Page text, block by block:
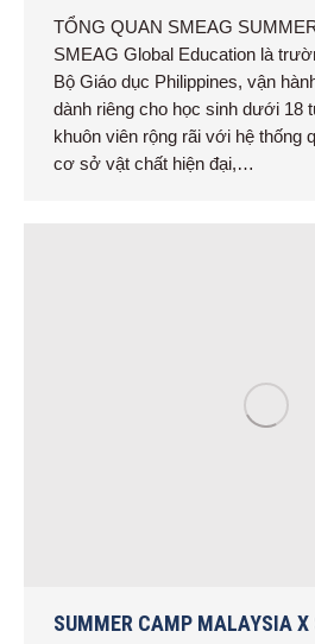
TỔNG QUAN SMEAG
SMEAG Global Education là
Bộ Giáo dục Philippines, vận
dành riêng cho học sinh dưới 18
khuôn viên rộng rãi với hệ thống
cơ sở vật chất hiện đại,…
SUMMER CAMP MALAYSIA X